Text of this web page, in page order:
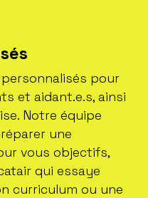
pour
et aidant.e.s, ainsi
Notre équipe
une
vous objectifs,
qui essaye
curriculum ou une